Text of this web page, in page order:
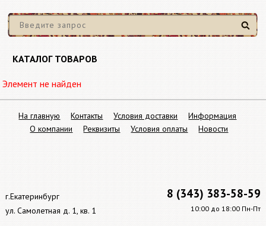
Найти
КАТАЛОГ ТОВАРОВ
Элемент не найден
8 (343) 383-58-59
10:00 до 18:00 Пн-Пт
г.Екатеринбург
ул. Самолетная д. 1, кв. 1
На главную Контакты Условия доставки
Информация
О компании
Реквизиты Условия оплаты Новости